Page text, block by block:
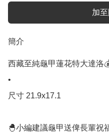
加
簡介
西藏至純龜甲蓮花特大達洛
•
尺寸 21.9x17.1
🐣小編建議龜甲送俾長輩祝